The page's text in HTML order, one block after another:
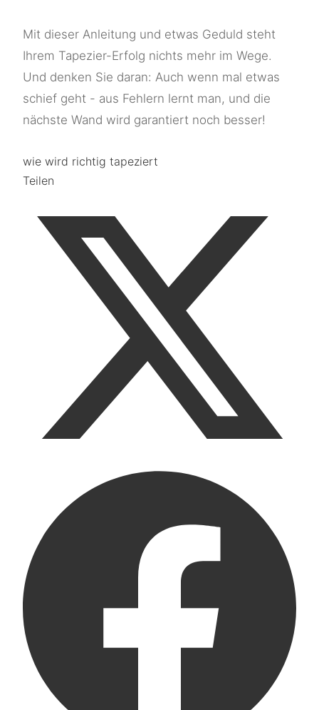
Mit dieser Anleitung und etwas Geduld steht
Ihrem Tapezier-Erfolg nichts mehr im Wege.
Und denken Sie daran: Auch wenn mal etwas
schief geht - aus Fehlern lernt man, und die
nächste Wand wird garantiert noch besser!
wie wird richtig tapeziert
Teilen